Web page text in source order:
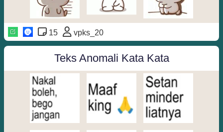
15 vpks_20
Teks Anomali Kata Kata